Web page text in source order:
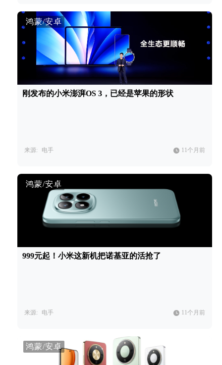
鸿蒙/安卓
刚发布的小米澎湃OS 3，已经是苹果的形状
来源: 电手 11个月前
鸿蒙/安卓
999元起！小米这新机把诺基亚的活抢了
来源: 电手 11个月前
鸿蒙/安卓